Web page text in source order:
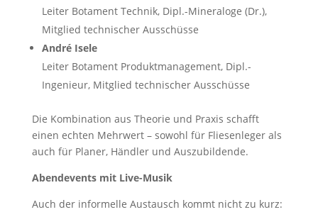
Leiter Botament Technik, Dipl.-Mineraloge (Dr.),
Mitglied technischer Ausschüsse
André Isele
Leiter Botament Produktmanagement, Dipl.-
Ingenieur, Mitglied technischer Ausschüsse
Die Kombination aus Theorie und Praxis schafft
einen echten Mehrwert – sowohl für Fliesenleger als
auch für Planer, Händler und Auszubildende.
Abendevents mit Live-Musik
Auch der informelle Austausch kommt nicht zu kurz: